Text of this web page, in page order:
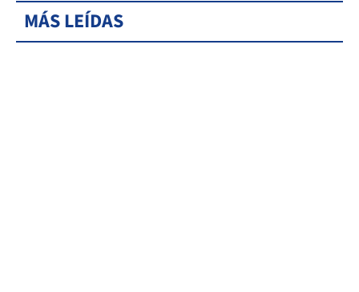
MÁS LEÍDAS